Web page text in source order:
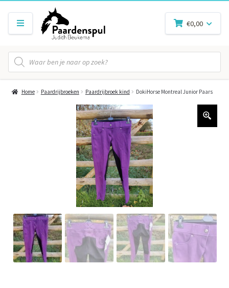
Producten
zoeken
€0,00
Home Paardrijbroeken Paardrijbroek kind DokiHorse Montreal Junior Paars